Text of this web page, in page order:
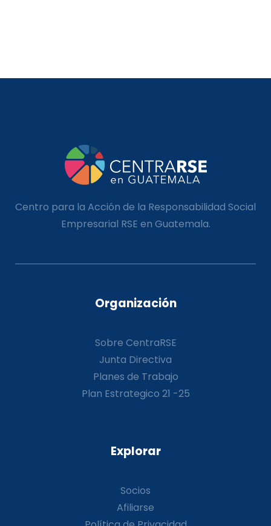
Centro para la Acción de la Responsabilidad Social
Empresarial RSE en Guatemala.
Organización
Sobre CentraRSE
Junta Directiva
Planes de Trabajo
Plan Estrategico 21 -25
Explorar
Socios
Afiliarse